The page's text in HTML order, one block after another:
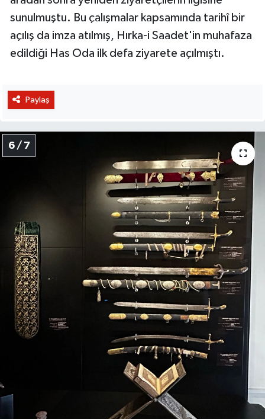
sunulmuştu. Bu çalışmalar kapsamında tarihî bir
açılış da imza atılmış, Hırka-i Saadet'in muhafaza
edildiği Has Oda ilk defa ziyarete açılmıştı.
Paylaş
6 / 7